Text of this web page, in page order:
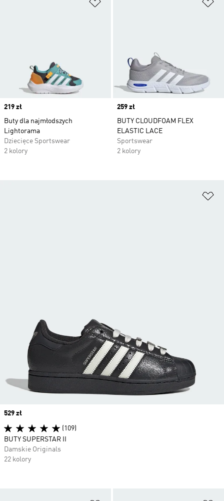
Price
219 zł
Buty dla najmłodszych
Lightorama
Dziecięce Sportswear
2 kolory
Price
259 zł
BUTY CLOUDFOAM FLEX
ELASTIC LACE
Sportswear
2 kolory
Price
529 zł
(109)
BUTY SUPERSTAR II
Damskie Originals
22 kolory